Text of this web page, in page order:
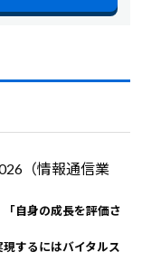
（情報通信業
自身の成長を評価さ
するにはバイタルス